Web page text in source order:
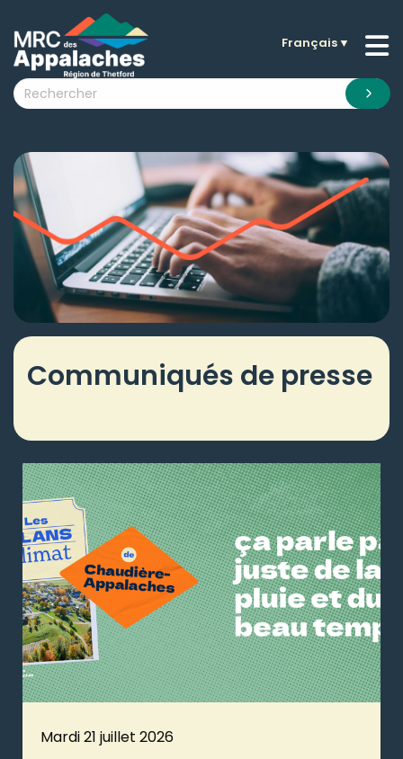
submenu (La MRC )
submenu (Citoyens )
submenu (Visiteurs )
submenu (Nouvelles )
submenu (Documentation )
Français▼
Communiqués de presse
Mardi 21 juillet 2026